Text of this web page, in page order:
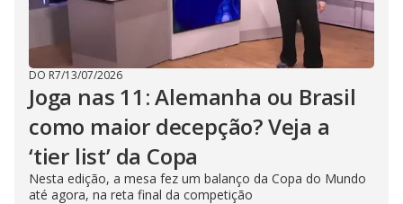
DO R7/13/07/2026
Joga nas 11: Alemanha ou Brasil
como maior decepção? Veja a
‘tier list’ da Copa
Nesta edição, a mesa fez um balanço da Copa do Mundo
até agora, na reta final da competição